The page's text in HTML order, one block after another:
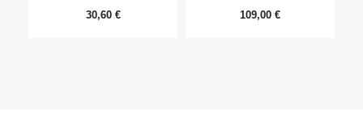
30,60 € 109,00 €